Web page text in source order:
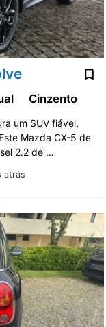
atrás
Cinzento
um SUV fiável,
Mazda CX-5 de
2.2 de …